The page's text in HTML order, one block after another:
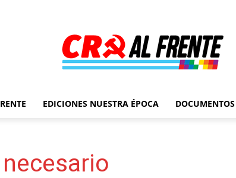
Al
EDICIONES NUESTRA ÉPOCA DOCUMENTOS